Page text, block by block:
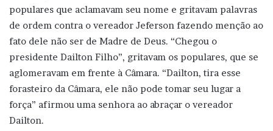
populares que aclamavam seu nome e gritavam palavras
de ordem contra o vereador Jeferson fazendo menção ao
fato dele não ser de Madre de Deus. “Chegou o
presidente Dailton Filho”, gritavam os populares, que se
aglomeravam em frente à Câmara. “Dailton, tira esse
forasteiro da Câmara, ele não pode tomar seu lugar a
força” afirmou uma senhora ao abraçar o vereador
Dailton.